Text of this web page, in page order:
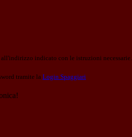
indicato con le istruzioni necessarie.
tramite la Login Spaggiari